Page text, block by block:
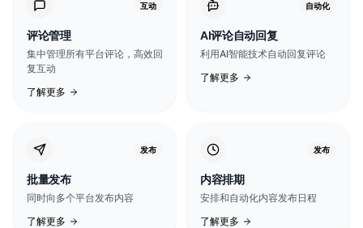
互动
评论管理
集中管理所有平台评论，高效回
复互动
了解更多
自动化
AI评论自动回复
利用AI智能技术自动回复评论
了解更多
发布
批量发布
同时向多个平台发布内容
了解更多
发布
内容排期
安排和自动化内容发布日程
了解更多